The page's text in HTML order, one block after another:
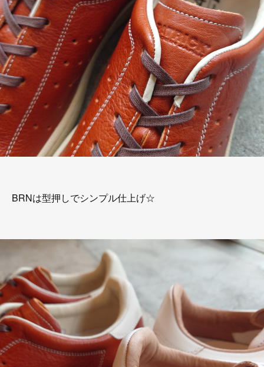
BRNは型押しでシンプル仕上げ☆